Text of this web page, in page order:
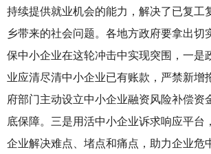
持续提供就业机会的能力，解决了已复工
乡带来的社会问题。各地方政府要拿出切
保中小企业在这轮冲击中实现突围，一是
业应清尽清中小企业已有账款，严禁新增
府部门主动设立中小企业融资风险补偿资
底保障。三是用活中小企业诉求响应平台
企业解决难点、堵点和痛点，助力企业危